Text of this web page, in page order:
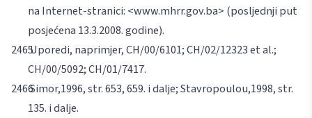
na Internet-stranici: <www.mhrr.gov.ba> (posljednji put
posjećena 13.3.2008. godine).
Uporedi, naprimjer, CH/00/6101; CH/02/12323et al.;
CH/00/5092; CH/01/7417.
Simor,1996, str. 653, 659. i dalje;Stavropoulou,1998, str.
135. i dalje.